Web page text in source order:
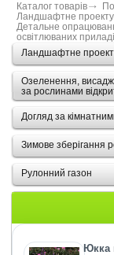
Каталог товарів
Ландшафтне
Детальне
освітлюваних
Ландшафтне
Озеленення,
за рослинами
Догляд за
Зимове зберігання
Рулонний газон
Юкка